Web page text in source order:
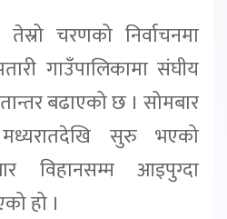
चरणको निर्वाचनमा
गाउँपालिकामा संघीय
बढाएको छ । सोमबार
मध्यरातदेखि सुरु भएको
विहानसम्म आइपुग्दा
हो ।